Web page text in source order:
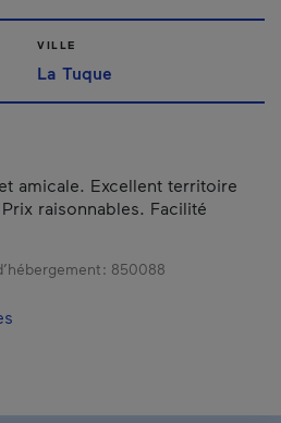
VILLE
La Tuque
amicale. Excellent territoire
raisonnables. Facilité
: 850088